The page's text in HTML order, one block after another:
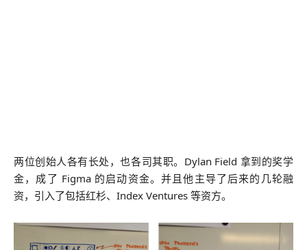
两位创始人各有长处，也各司其职。Dylan Field 拿到的奖学
金，成了 Figma 的启动资金。并且他主导了后来的几轮融
资，引入了包括红杉、Index Ventures 等资方。